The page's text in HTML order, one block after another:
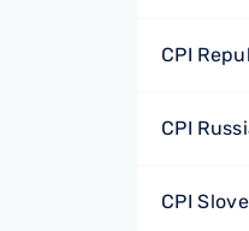
CPI
CPI
CPI